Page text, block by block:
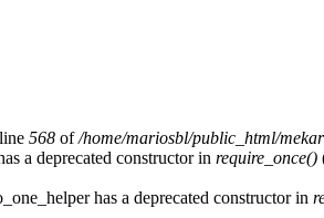
568 of/home/mariosbl/public_html/
a deprecated constructor in require_once()
has a deprecated constructor in